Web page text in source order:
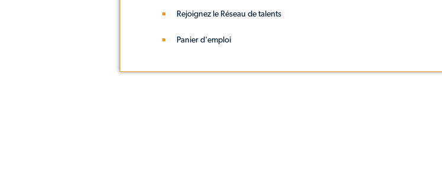
Rejoignez le Réseau de talents
Panier d'emploi